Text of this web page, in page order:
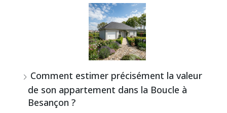
Comment estimer précisément la valeur
de son appartement dans la Boucle à
Besançon ?